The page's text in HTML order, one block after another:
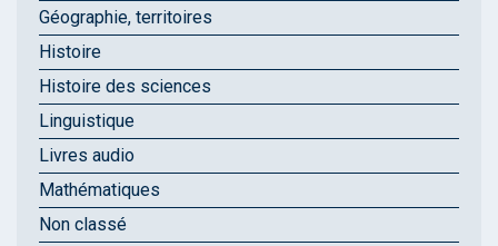
Géographie, territoires
Histoire
Histoire des sciences
Linguistique
Livres audio
Mathématiques
Non classé